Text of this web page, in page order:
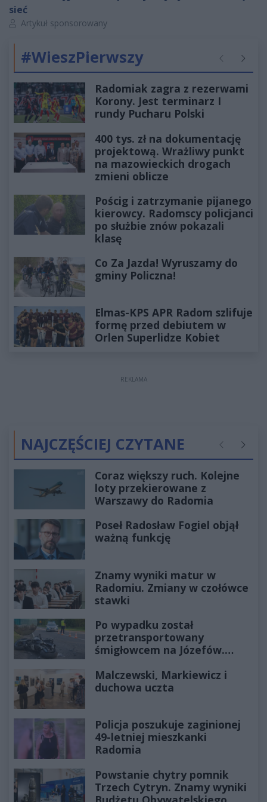
sieć
Autor artykułu:
Artykuł sponsorowany
#WieszPierwszy Poprzednie
Radomiak zagra z rezerwami
Korony. Jest terminarz I
rundy Pucharu Polski
400 tys. zł na dokumentację
projektową. Wrażliwy punkt
na mazowieckich drogach
zmieni oblicze
Pościg i zatrzymanie pijanego
kierowcy. Radomscy policjanci
po służbie znów pokazali
klasę
Co Za Jazda! Wyruszamy do
gminy Policzna!
Elmas-KPS APR Radom szlifuje
formę przed debiutem w
Orlen Superlidze Kobiet
REKLAMA
NAJCZĘŚCIEJ CZYTANE Poprzednie
Coraz większy ruch. Kolejne
loty przekierowane z
Warszawy do Radomia
Poseł Radosław Fogiel objął
ważną funkcję
Znamy wyniki matur w
Radomiu. Zmiany w czołówce
stawki
Po wypadku został
przetransportowany
śmigłowcem na Józefów.
Malczewski, Markiewicz i
duchowa uczta
Policja poszukuje zaginionej
49-letniej mieszkanki
Radomia
Powstanie chytry pomnik
Trzech Cytryn. Znamy wyniki